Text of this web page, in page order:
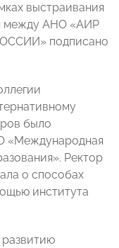
выстраивания
между АНО «АИР
подписано
было
«Международная
Ректор
о способах
института